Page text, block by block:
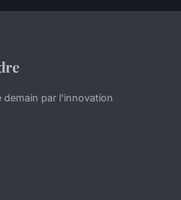
demain par l'innovation